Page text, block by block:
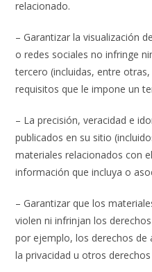
relacionado.
– Garantizar la visualización
o redes sociales no infringe
tercero (incluidas, entre
requisitos que le impone un
– La precisión, veracidad e
publicados en su sitio
materiales relacionados con
información que incluya o
– Garantizar que los
violen ni infrinjan los
por ejemplo, los derechos de
la privacidad u otros